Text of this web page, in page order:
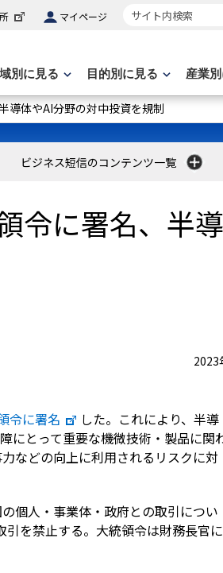
マイページ サイト内検索
別に見る 目的別に見る 産業
導体やAI分野の対中投資を規制
ビジネス短信のコンテンツ一覧
令に署名、半
2023
令に署名
した。これにより、半導
にとって重要な機微技術・製品に関
などの向上に利用されるリスクに対
個人・事業体・政府との取引につい
を禁止する。大統領令は財務長官に